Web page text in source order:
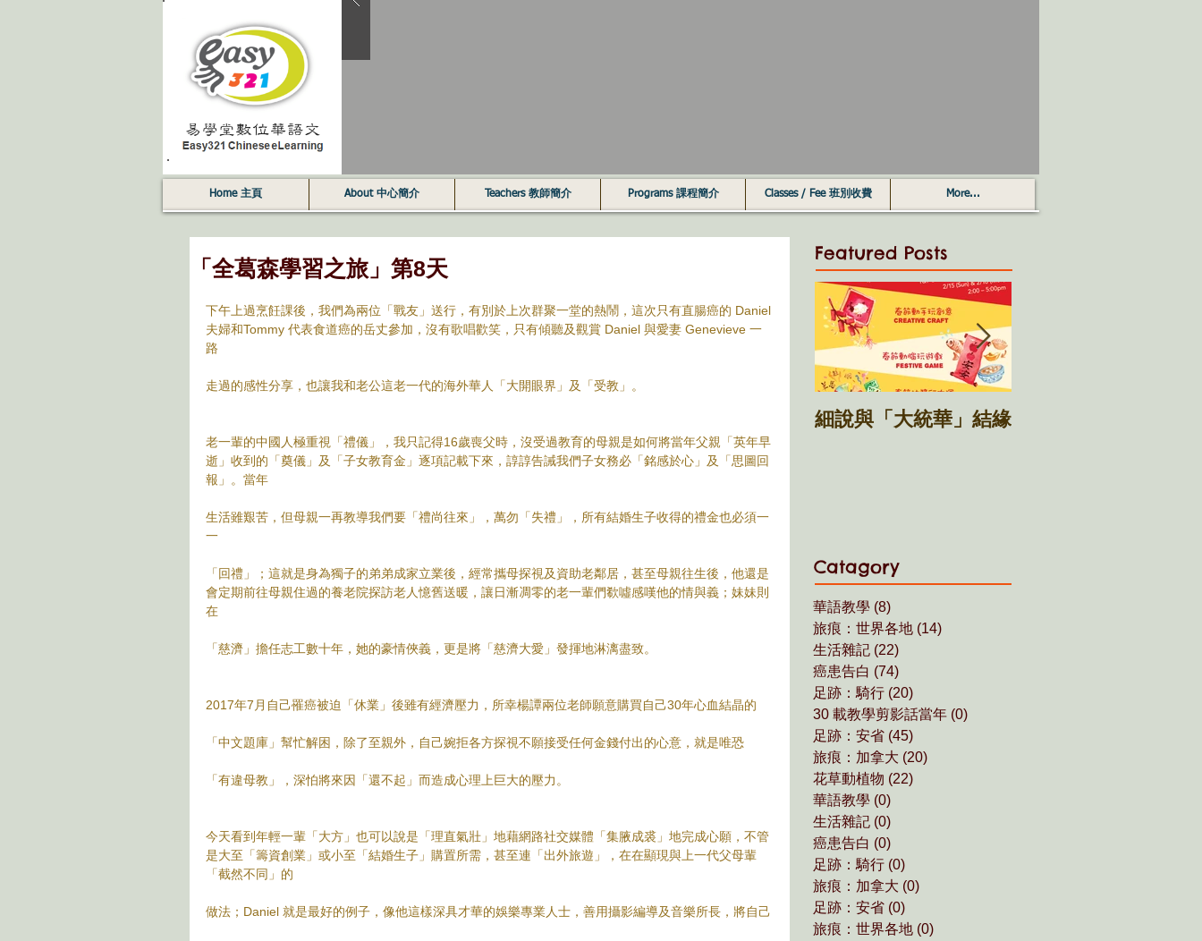
Home 主頁 About 中心簡介 Teachers 教師簡介 Programs 課程簡介 Classes / Fee 班別收費 More...
「全葛森學習之旅」第8天
下午上過烹飪課後，我們為兩位「戰友」送行，有別於上次群聚一堂的熱鬧，這次只有直腸癌的 Daniel
夫婦和Tommy 代表食道癌的岳丈參加，沒有歌唱歡笑，只有傾聽及觀賞 Daniel 與愛妻 Genevieve 一
路
走過的感性分享，也讓我和老公這老一代的海外華人「大開眼界」及「受教」。
老一輩的中國人極重視「禮儀」，我只記得16歲喪父時，沒受過教育的母親是如何將當年父親「英年早
逝」收到的「奠儀」及「子女教育金」逐項記載下來，諄諄告誡我們子女務必「銘感於心」及「思圖回
報」。當年
生活雖艱苦，但母親一再教導我們要「禮尚往來」，萬勿「失禮」，所有結婚生子收得的禮金也必須一
一
「回禮」；這就是身為獨子的弟弟成家立業後，經常攜母探視及資助老鄰居，甚至母親往生後，他還是
會定期前往母親住過的養老院探訪老人憶舊送暖，讓日漸凋零的老一輩們欷噓感嘆他的情與義；妹妹則
在
「慈濟」擔任志工數十年，她的豪情俠義，更是將「慈濟大愛」發揮地淋漓盡致。
2017年7月自己罹癌被迫「休業」後雖有經濟壓力，所幸楊譚兩位老師願意購買自己30年心血結晶的
「中文題庫」幫忙解困，除了至親外，自己婉拒各方探視不願接受任何金錢付出的心意，就是唯恐
「有違母教」，深怕將來因「還不起」而造成心理上巨大的壓力。
今天看到年輕一輩「大方」也可以說是「理直氣壯」地藉網路社交媒體「集腋成裘」地完成心願，不管
是大至「籌資創業」或小至「結婚生子」購置所需，甚至連「出外旅遊」，在在顯現與上一代父母輩
「截然不同」的
做法；Daniel 就是最好的例子，像他這樣深具才華的娛樂專業人士，善用攝影編導及音樂所長，將自己
Featured Posts
細說與「大統華」結緣
Catagory
華語教學 (8)
旅痕：世界各地 (14)
生活雜記 (22)
癌患告白 (74)
足跡：騎行 (20)
30 載教學剪影話當年 (0)
足跡：安省 (45)
旅痕：加拿大 (20)
花草動植物 (22)
華語教學 (0)
生活雜記 (0)
癌患告白 (0)
足跡：騎行 (0)
旅痕：加拿大 (0)
足跡：安省 (0)
旅痕：世界各地 (0)